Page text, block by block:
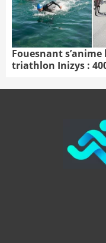
Fouesnant
triathlon Inizys :